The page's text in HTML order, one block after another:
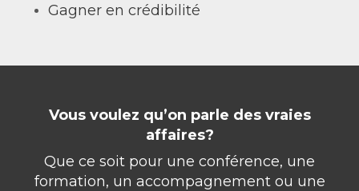
Gagner en crédibilité
Vous voulez qu’on parle des vraies
affaires?
Que ce soit pour une conférence, une
formation, un accompagnement ou une